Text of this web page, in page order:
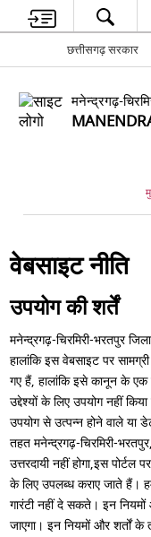
छत्तीसगढ़ सरकार
मनेन्द्रगढ़-
वेबसाइट नीति
उपयोग की शर्तें
मनेन्द्रगढ़-चिरमिरी-भरतपुर
हालांकि इस वेबसाइट पर
गए हैं, हालांकि इसे कानून के एक
उद्देश्यों के लिए उपयोग नहीं
उपयोग से उत्पन्न होने वाले या
तहत मनेन्द्रगढ़-चिरमिरी-
उत्तरदायी नहीं होगा,इस
के लिए उपलब्ध कराए जाते हैं।
गारंटी नहीं दे सकते। इन नियमों
जाएगा। इन नियमों और शर्तों